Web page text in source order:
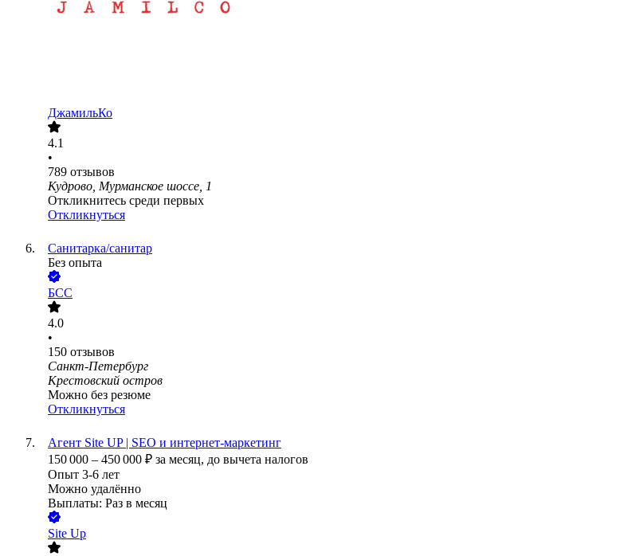
ДжамильКо
4.1
•
789 отзывов
Кудрово, Мурманское шоссе, 1
Откликнитесь среди первых
Откликнуться
Санитарка/санитар
Без опыта
БСС
4.0
•
150 отзывов
Санкт-Петербург
Крестовский остров
Можно без резюме
Откликнуться
Агент Site UP | SEO и интернет-маркетинг
150 000 – 450 000 ₽ за месяц, до вычета налогов
Опыт 3-6 лет
Можно удалённо
Выплаты: Раз в месяц
Site Up